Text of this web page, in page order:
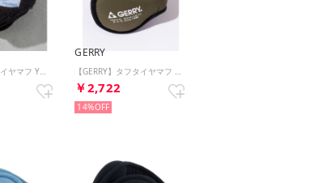
GERRY
￥2,722
14%